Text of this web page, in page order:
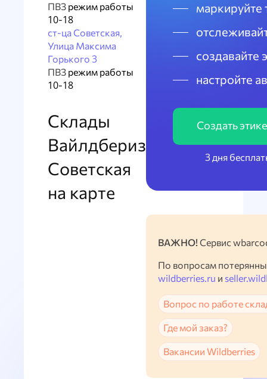
ПВЗ режим работы
10-18
ст-ца Советская,
Улица Максима
Горького 3
ПВЗ режим работы
10-18
Склады
Вайлдбериз
Советская
на карте
маркируйте
создавайте
настройте
Создать
3 дня
ВАЖНО! Сервис
По вопросам
wildberries.ru и
Вопрос по работе
Где мой заказ?
Вакансии Wildberries